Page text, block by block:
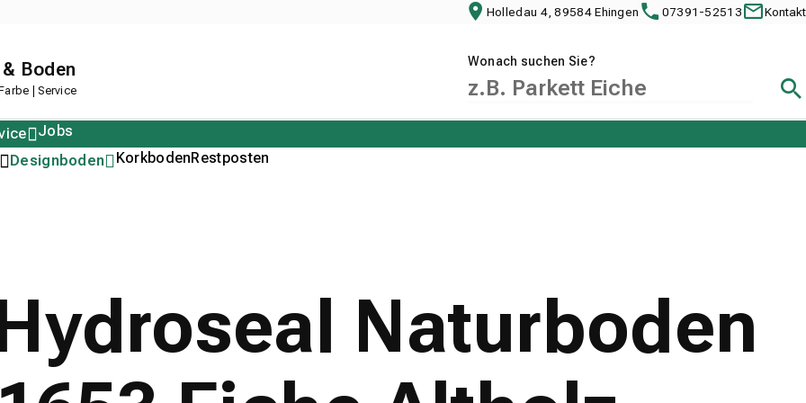
Holledau 4, 89584 Ehingen 07391-52513 Kontakt
Boden
| Service
Wonach suchen Sie?
Designboden KorkbodenRestposten
Jobs
Naturboden